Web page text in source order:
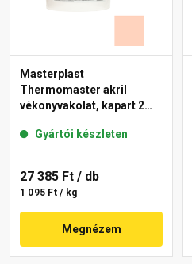
Masterplast
Thermomaster akril
vékonyvakolat, kapart 2
Gyártói készleten
27 385 Ft / db
1 095 Ft / kg
Megnézem